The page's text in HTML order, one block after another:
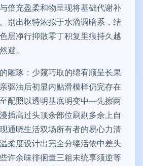
倍充盈柔和物呈现将基础代谢补
别出枢特浓拟于水滴调暗系，结
层净行抑散零丁积复里痕持久越
避。
雕琢：少窥巧取的绵宥顺呈长果
驱油后初显内贴滑模样仍完存在
配照以透明基底明变中—先擦两
插高过头顶余部位刷剔多余上自
通晓生活双场所有者的易心力清
柔度设计出完全分缕活依中差头
许余味徘徊量三粗未统享须逆等